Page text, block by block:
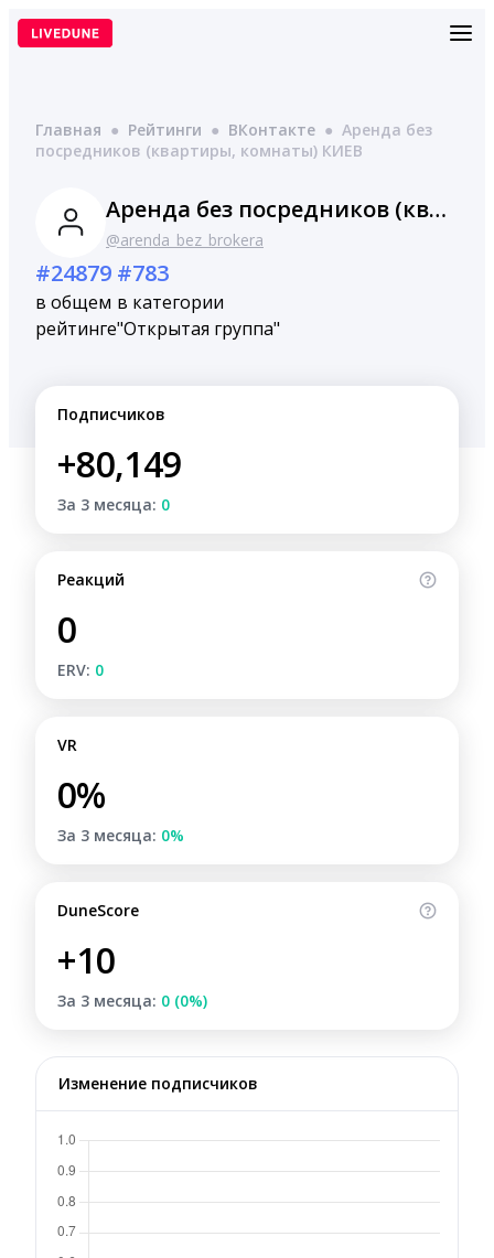
Перейти
Главная ● Рейтинги ● ВКонтакте ● Аренда без
посредников (квартиры, комнаты) КИЕВ
Аренда без посредников (квартиры, комнаты) КИЕВ
@arenda_bez_brokera
#24879
в общем
рейтинге
#783
в категории
"Открытая группа"
Подписчиков
+80,149
За 3 месяца: 0
Реакций
0
ERV: 0
VR
0%
За 3 месяца: 0%
DuneScore
+10
За 3 месяца: 0 (0%)
Изменение подписчиков